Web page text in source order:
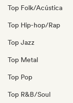
Top Folk/Acústica
Top Hip-hop/Rap
Top Jazz
Top Metal
Top Pop
Top R&B/Soul